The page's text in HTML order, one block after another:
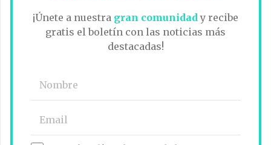
¡Únete a nuestra gran comunidad y recibe
gratis el boletín con las noticias más
destacadas!